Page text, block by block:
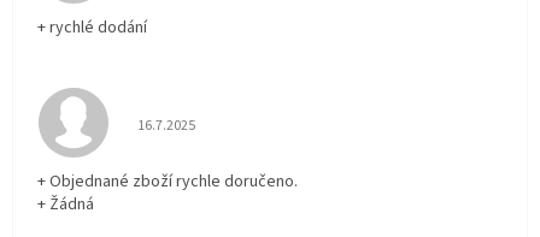
+ rychlé dodání
Hodnocení obchodu je 5 z 5 hvězdiček.
16.7.2025
+ Objednané zboží rychle doručeno.
+ Žádná